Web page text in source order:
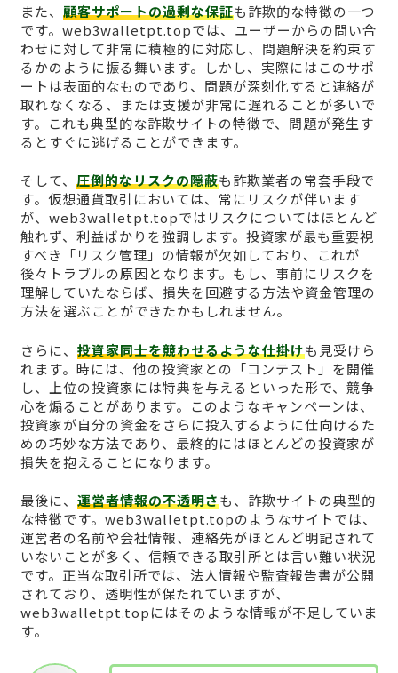
また、 顧客サポートの過剰な保証も詐欺的な特徴の一つ
です。web3walletpt.topでは、ユーザーからの問い合
わせに対して非常に積極的に対応し、問題解決を約束す
るかのように振る舞います。しかし、実際にはこのサポ
ートは表面的なものであり、問題が深刻化すると連絡が
取れなくなる、または支援が非常に遅れることが多いで
す。これも典型的な詐欺サイトの特徴で、問題が発生す
るとすぐに逃げることができます。
そして、 圧倒的なリスクの隠蔽も詐欺業者の常套手段で
す。仮想通貨取引においては、常にリスクが伴います
が、web3walletpt.topではリスクについてはほとんど
触れず、利益ばかりを強調します。投資家が最も重要視
すべき「リスク管理」の情報が欠如しており、これが
後々トラブルの原因となります。もし、事前にリスクを
理解していたならば、損失を回避する方法や資金管理の
方法を選ぶことができたかもしれません。
さらに、 投資家同士を競わせるような仕掛けも見受けら
れます。時には、他の投資家との「コンテスト」を開催
し、上位の投資家には特典を与えるといった形で、競争
心を煽ることがあります。このようなキャンペーンは、
投資家が自分の資金をさらに投入するように仕向けるた
めの巧妙な方法であり、最終的にはほとんどの投資家が
損失を抱えることになります。
最後に、 運営者情報の不透明さも、詐欺サイトの典型的
な特徴です。web3walletpt.topのようなサイトでは、
運営者の名前や会社情報、連絡先がほとんど明記されて
いないことが多く、信頼できる取引所とは言い難い状況
です。正当な取引所では、法人情報や監査報告書が公開
されており、透明性が保たれていますが、
web3walletpt.topにはそのような情報が不足していま
す。